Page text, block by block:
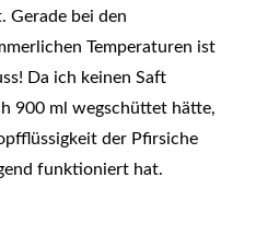
Gerade bei den
Temperaturen ist
Da ich keinen Saft
900 ml wegschüttet hätte,
der Pfirsiche
funktioniert hat.